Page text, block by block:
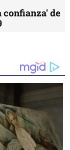
confianza' de